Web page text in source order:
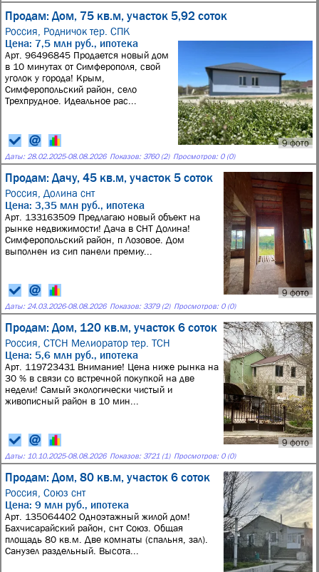
Продам: Дом, 75 кв.м, участок 5,92 соток
Россия, Родничок тер. СПК
9 фото
Цена: 7,5 млн руб., ипотека
Арт. 96496845 Продается новый дом
в 10 минутах от Симферополя, свой
уголок у города! Крым,
Симферопольский район, село
Трехпрудное. Идеальное рас...
Даты: 28.02.2025-08.08.2026 Показов: 3760 (2) Просмотров: 0 (0)
Продам: Дачу, 45 кв.м, участок 5 соток
Россия, Долина снт
9 фото
Цена: 3,35 млн руб., ипотека
Арт. 133163509 Предлагаю новый объект на
рынке недвижимости! Дача в СНТ Долина!
Симферопольский район, п Лозовое. Дом
выполнен из сип панели премиу...
Даты: 24.03.2026-08.08.2026 Показов: 3379 (2) Просмотров: 0 (0)
Продам: Дом, 120 кв.м, участок 6 соток
Россия, СТСН Мелиоратор тер. ТСН
9 фото
Цена: 5,6 млн руб., ипотека
Арт. 119723431 Внимание! Цена ниже рынка на
30 % в связи со встречной покупкой на две
недели! Самый экологически чистый и
живописный район в 10 мин...
Даты: 10.10.2025-08.08.2026 Показов: 3721 (1) Просмотров: 0 (0)
Продам: Дом, 80 кв.м, участок 6 соток
Россия, Союз снт
Цена: 9 млн руб., ипотека
Арт. 135064402 Одноэтажный жилой дом!
Бахчисарайский район, снт Союз. Общая
площадь 80 кв.м. Две комнаты (спальня, зал).
Санузел раздельный. Высота...